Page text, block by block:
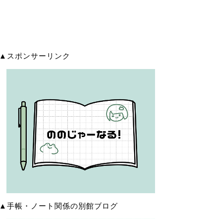
▲スポンサーリンク
▲手帳・ノート関係の別館ブログ